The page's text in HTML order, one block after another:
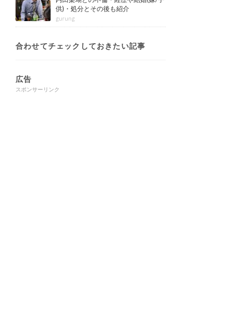
供)・処分とその後も紹介
gurung
合わせてチェックしておきたい記事
広告
スポンサーリンク